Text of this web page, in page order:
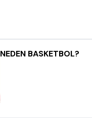
NEDEN BASKETBOL?